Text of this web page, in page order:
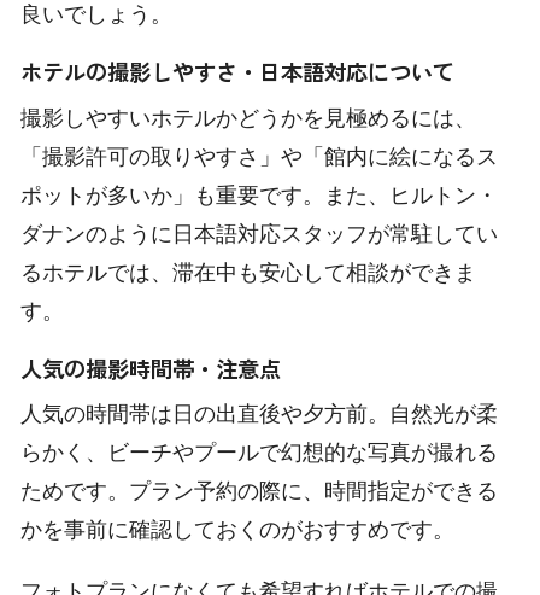
良いでしょう。
ホテルの撮影しやすさ・日本語対応について
撮影しやすいホテルかどうかを見極めるには、
「撮影許可の取りやすさ」や「館内に絵になるス
ポットが多いか」も重要です。また、ヒルトン・
ダナンのように日本語対応スタッフが常駐してい
るホテルでは、滞在中も安心して相談ができま
す。
人気の撮影時間帯・注意点
人気の時間帯は日の出直後や夕方前。自然光が柔
らかく、ビーチやプールで幻想的な写真が撮れる
ためです。プラン予約の際に、時間指定ができる
かを事前に確認しておくのがおすすめです。